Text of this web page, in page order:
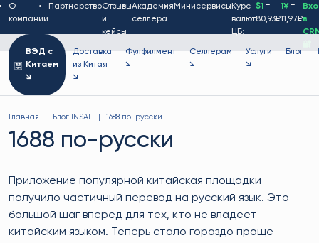
О
компании
ПартнерствоОтзывы
и
кейсы
Академия
селлера
Минисервисы Курс
валют
ЦБ:
$1 =
80,93₽
1¥=
11,97₽в
ВЭД с
Китаем
↘
Доставка
из Китая
↘
Фулфилмент
↘
Селлерам
↘
Услуги
↘
Блог
Главная Блог INSAL 1688 по-русски
1688 по-русски
Приложение популярной китайская площадки
получило частичный перевод на русский язык. Это
большой шаг вперед для тех, кто не владеет
китайским языком. Теперь стало гораздо проще